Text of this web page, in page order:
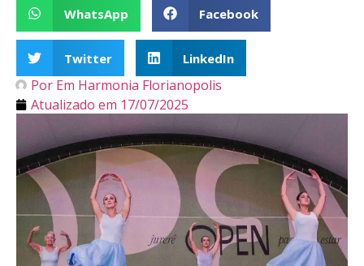
WhatsApp Facebook
Twitter LinkedIn
Por Em Harmonia Florianopolis
Atualizado em 17/07/2025